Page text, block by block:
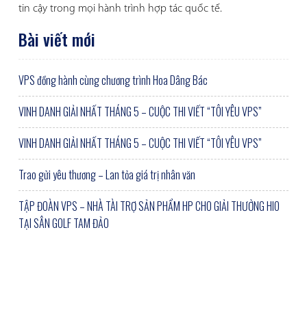
tin cậy trong mọi hành trình hợp tác quốc tế.
Bài viết mới
VPS đồng hành cùng chương trình Hoa Dâng Bác
VINH DANH GIẢI NHẤT THÁNG 5 – CUỘC THI VIẾT “TÔI YÊU VPS”
VINH DANH GIẢI NHẤT THÁNG 5 – CUỘC THI VIẾT “TÔI YÊU VPS”
Trao gửi yêu thương – Lan tỏa giá trị nhân văn
TẬP ĐOÀN VPS – NHÀ TÀI TRỢ SẢN PHẨM HP CHO GIẢI THƯỞNG HIO
TẠI SÂN GOLF TAM ĐẢO